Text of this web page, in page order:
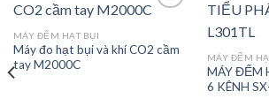
Add to
MÁY ĐẾM HẠT BỤI
Máy đo hạt bụi và khí CO2 cầm
tay M2000C
MÁY ĐẾM
MÁY ĐẾM
6 KÊNH